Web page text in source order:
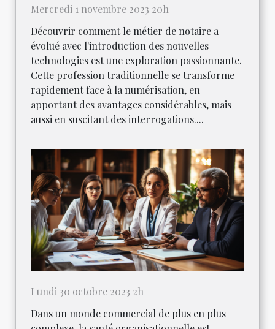
Mercredi 1 novembre 2023 20h
Découvrir comment le métier de notaire a
évolué avec l'introduction des nouvelles
technologies est une exploration passionnante.
Cette profession traditionnelle se transforme
rapidement face à la numérisation, en
apportant des avantages considérables, mais
aussi en suscitant des interrogations....
Lundi 30 octobre 2023 2h
Dans un monde commercial de plus en plus